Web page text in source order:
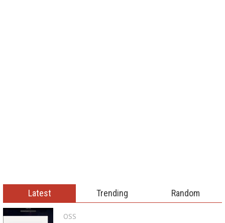
Latest Trending Random
OSS